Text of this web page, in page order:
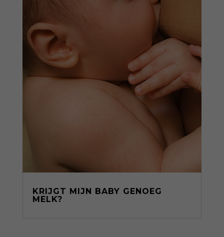
KRIJGT MIJN BABY GENOEG
MELK?